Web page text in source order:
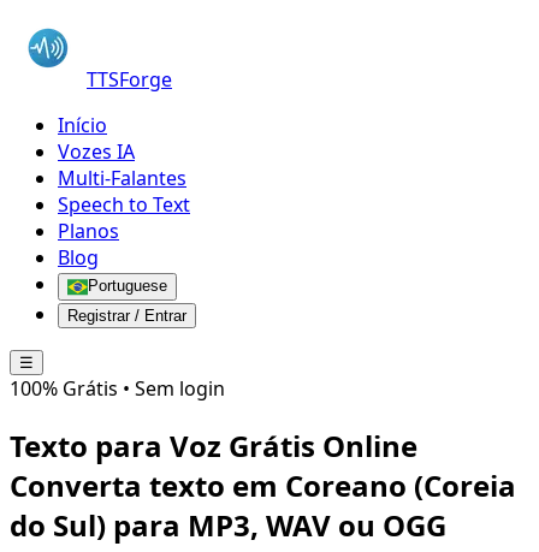
TTSForge
Início
Vozes IA
Multi-Falantes
Speech to Text
Planos
Blog
Portuguese
Registrar / Entrar
☰
100% Grátis • Sem login
Texto para Voz Grátis Online
Converta texto em Coreano (Coreia
do Sul) para MP3, WAV ou OGG